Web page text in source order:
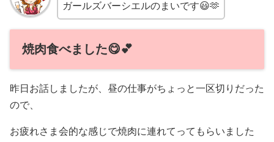
ガールズバーシエルのまいです😃🫶
焼肉食べました😋💕
昨日お話しましたが、昼の仕事がちょっと一区切りだった
ので、
お疲れさま会的な感じで焼肉に連れてってもらいました